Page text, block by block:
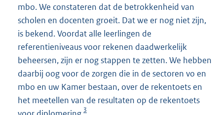
mbo. We constateren dat de betrokkenheid van
scholen en docenten groeit. Dat we er nog niet zijn,
is bekend. Voordat alle leerlingen de
referentieniveaus voor rekenen daadwerkelijk
beheersen, zijn er nog stappen te zetten. We hebben
daarbij oog voor de zorgen die in de sectoren vo en
mbo en uw Kamer bestaan, over de rekentoets en
het meetellen van de resultaten op de rekentoets
3